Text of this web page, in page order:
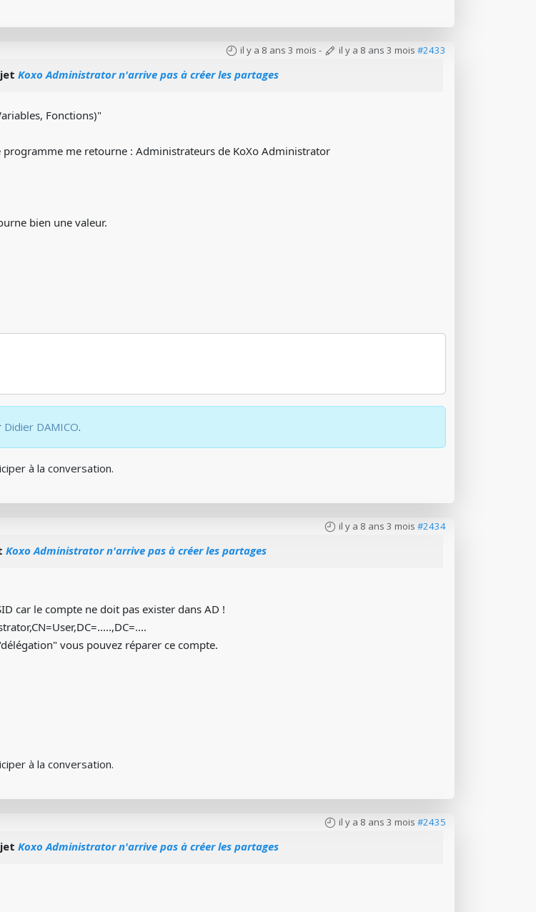
il y a 8 ans 3 mois - il y a 8 ans 3 mois #2433
Koxo Administrator n'arrive pas à créer les partages
Fonctions)"
programme me retourne : Administrateurs de KoXo Administrator
bien une valeur.
Didier DAMICO.
à la conversation.
il y a 8 ans 3 mois #2434
Koxo Administrator n'arrive pas à créer les partages
car le compte ne doit pas exister dans AD !
vous pouvez réparer ce compte.
à la conversation.
il y a 8 ans 3 mois #2435
Koxo Administrator n'arrive pas à créer les partages